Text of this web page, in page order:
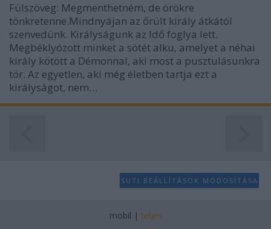
Fülszöveg: Megmenthetném, ​de örökre
tönkretenne.Mindnyájan az őrült király átkától
szenvedünk. Királyságunk az Idő foglya lett.
Megbéklyózott minket a sötét alku, amelyet a néhai
király kötött a Démonnal, aki most a pusztulásunkra
tör. Az egyetlen, aki még életben tartja ezt a
királyságot, nem…
SÜTI BEÁLLÍTÁSOK MÓDOSÍTÁSA
mobil | teljes